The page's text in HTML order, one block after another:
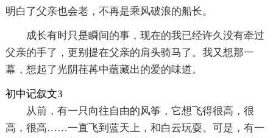
明白了父亲也会老，不再是乘风破浪的船长。
成长有时只是瞬间的事，现在的我已经许久没有牵过
父亲的手了，更别提在父亲的肩头骑马了。我又想那一
幕，想起了光阴荏苒中蕴藏出的爱的味道。
初中记叙文3
从前，有一只向往自由的风筝，它想飞得很高，很
高，很高……一直飞到蓝天上，和白云玩耍。可是，有一